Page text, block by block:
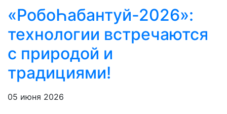
«РобоҺабантуй-2026»:
технологии встречаются
с природой и
традициями!
05 июня 2026